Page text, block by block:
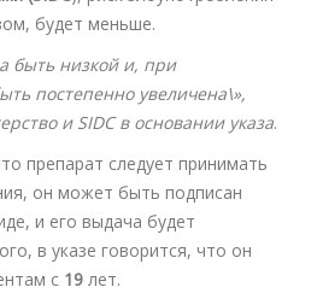
будет меньше.
быть низкой и, при
постепенно увеличена\»,
и SIDC в основании указа.
препарат следует принимать
он может быть подписан
и его выдача будет
в указе говорится, что он
с 19 лет.